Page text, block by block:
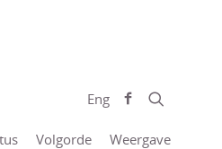
Eng
Volgorde Weergave